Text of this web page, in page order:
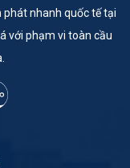
phát nhanh quốc tế tại
với phạm vi toàn cầu